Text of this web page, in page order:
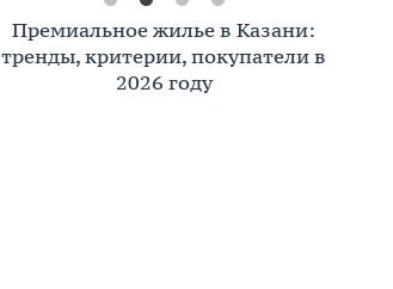
Премиальное жилье в Казани:
тренды, критерии, покупатели в
2026 году